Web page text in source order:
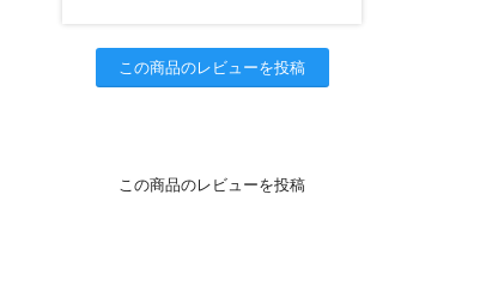
この商品のレビューを投稿
この商品のレビューを投稿